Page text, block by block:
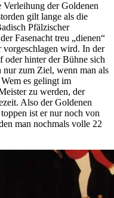
der Goldenen
gilt lange als die
Pfälzischer
Fasenacht treu „dienen“
vorgeschlagen wird. In der
oder hinter der Bühne sich
nur zum Ziel, wenn man als
es gelingt im
zu werden, der
Also der Goldenen
ist er nur noch von
man nochmals volle 22